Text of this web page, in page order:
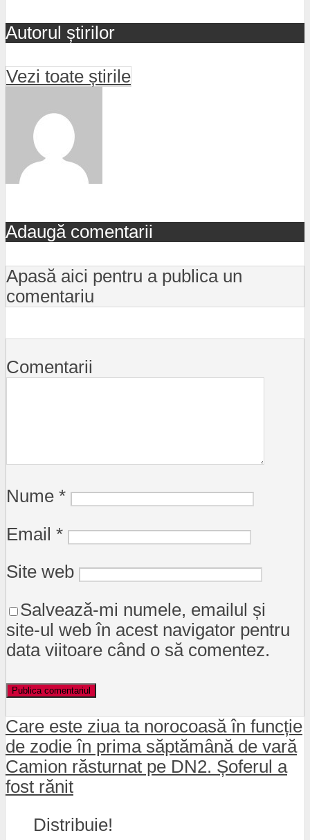
Autorul știrilor
Vezi toate știrile
Adaugă comentarii
Apasă aici pentru a publica un
comentariu
Comentarii
Nume *
Email *
Site web
Salvează-mi numele, emailul și
site-ul web în acest navigator pentru
data viitoare când o să comentez.
Care este ziua ta norocoasă în funcție
de zodie în prima săptămână de vară
Camion răsturnat pe DN2. Șoferul a
fost rănit
Distribuie!